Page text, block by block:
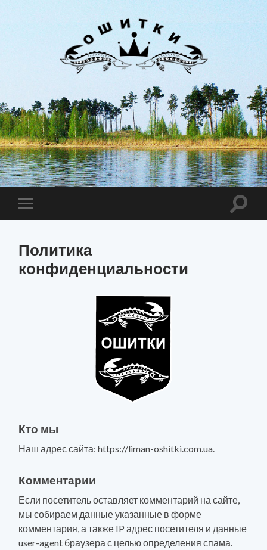
Лиман
Ошитки
Toggle
mobile
Toggle
Политика
конфиденциальности
Кто мы
Наш адрес сайта: https://liman-oshitki.com.ua.
Комментарии
Если посетитель оставляет комментарий на сайте,
мы собираем данные указанные в форме
комментария, а также IP адрес посетителя и данные
user-agent браузера с целью определения спама.